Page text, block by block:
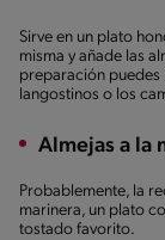
Sirve en un plato
misma y añade las
preparación
langostinos o los
Almejas a la
Probablemente, la
marinera, un plato
tostado favorito.